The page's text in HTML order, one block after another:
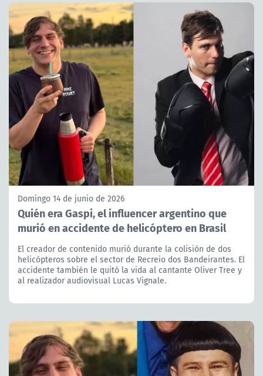
Domingo 14 de junio de 2026
Quién era Gaspi, el influencer argentino que
murió en accidente de helicóptero en Brasil
El creador de contenido murió durante la colisión de dos
helicópteros sobre el sector de Recreio dos Bandeirantes. El
accidente también le quitó la vida al cantante Oliver Tree y
al realizador audiovisual Lucas Vignale.